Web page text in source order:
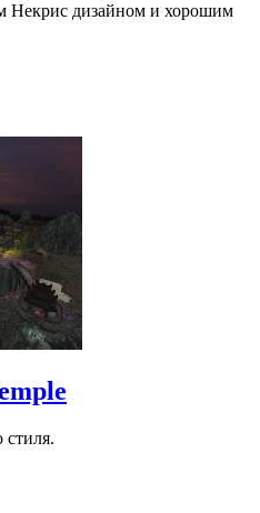
Некрис дизайном и хорошим
стиля.